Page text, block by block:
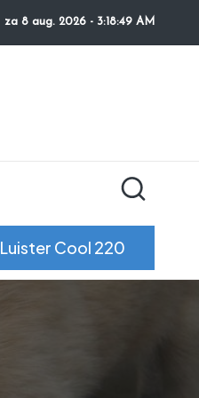
za 8 aug. 2026- 3:18:50 AM
Luister Cool 220